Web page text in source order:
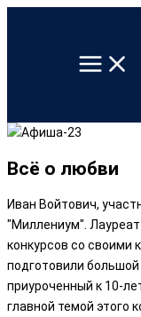
содержимому
Всё о любви
Иван Войтович,
"Миллениум".
конкурсов со своими
подготовили
приуроченный к 10-
главной темой этого